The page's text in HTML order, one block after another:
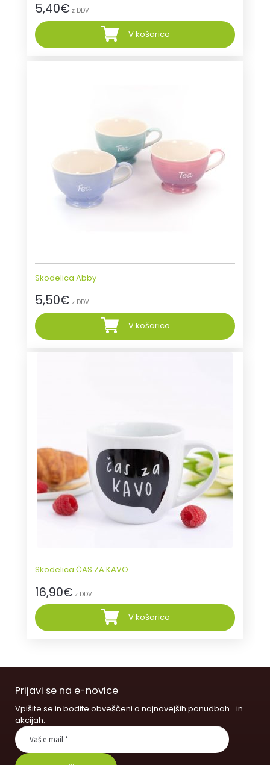
5,40€ z DDV
V košarico
Skodelica Abby
5,50€ z DDV
V košarico
Skodelica ČAS ZA KAVO
16,90€ z DDV
V košarico
Prijavi se na e-novice
Vpišite se in bodite obveščeni o najnovejših ponudbah in
akcijah.